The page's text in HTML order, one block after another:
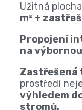
Užitná
m² +
Propojení
na
Zastřešená
prostředí
výhledem
stromů.